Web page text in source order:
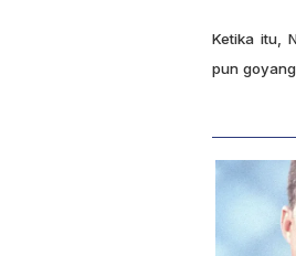
Ketika itu,
pun